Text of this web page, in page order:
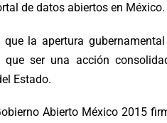
de datos abiertos en México.
la apertura
ser una acción
Estado.
Abierto México 2015